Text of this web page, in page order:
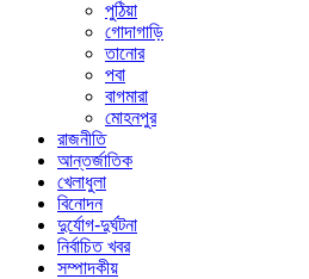
পুঠিয়া
গোদাগাড়ি
তানোর
পবা
বাগমারা
মোহনপুর
রাজনীতি
আন্তর্জাতিক
খেলাধুলা
বিনোদন
দুর্যোগ-দুর্ঘটনা
নির্বাচিত খবর
সম্পাদকীয়